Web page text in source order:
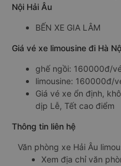
Nội Hải Âu
BẾN XE GIA LÂM
Giá vé xe limousine đi Hà
ghế ngồi: 160000đ/
limousine: 160000đ/
Giá vé xe ổn định,
dịp Lễ, Tết cao điểm
Thông tin liên hệ
Văn phòng xe Hải Âu
Xem địa chỉ văn